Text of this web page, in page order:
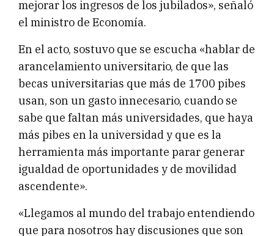
mejorar los ingresos de los jubilados», señaló
el ministro de Economía.
En el acto, sostuvo que se escucha «hablar de
arancelamiento universitario, de que las
becas universitarias que más de 1700 pibes
usan, son un gasto innecesario, cuando se
sabe que faltan más universidades, que haya
más pibes en la universidad y que es la
herramienta más importante parar generar
igualdad de oportunidades y de movilidad
ascendente».
«Llegamos al mundo del trabajo entendiendo
que para nosotros hay discusiones que son